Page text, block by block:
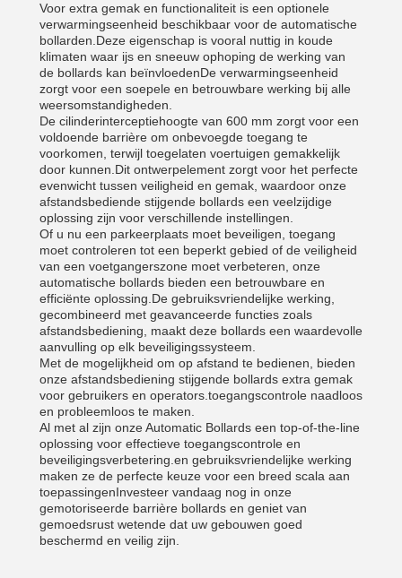
Voor extra gemak en functionaliteit is een optionele
verwarmingseenheid beschikbaar voor de automatische
bollarden.Deze eigenschap is vooral nuttig in koude
klimaten waar ijs en sneeuw ophoping de werking van
de bollards kan beïnvloedenDe verwarmingseenheid
zorgt voor een soepele en betrouwbare werking bij alle
weersomstandigheden.
De cilinderinterceptiehoogte van 600 mm zorgt voor een
voldoende barrière om onbevoegde toegang te
voorkomen, terwijl toegelaten voertuigen gemakkelijk
door kunnen.Dit ontwerpelement zorgt voor het perfecte
evenwicht tussen veiligheid en gemak, waardoor onze
afstandsbediende stijgende bollards een veelzijdige
oplossing zijn voor verschillende instellingen.
Of u nu een parkeerplaats moet beveiligen, toegang
moet controleren tot een beperkt gebied of de veiligheid
van een voetgangerszone moet verbeteren, onze
automatische bollards bieden een betrouwbare en
efficiënte oplossing.De gebruiksvriendelijke werking,
gecombineerd met geavanceerde functies zoals
afstandsbediening, maakt deze bollards een waardevolle
aanvulling op elk beveiligingssysteem.
Met de mogelijkheid om op afstand te bedienen, bieden
onze afstandsbediening stijgende bollards extra gemak
voor gebruikers en operators.toegangscontrole naadloos
en probleemloos te maken.
Al met al zijn onze Automatic Bollards een top-of-the-line
oplossing voor effectieve toegangscontrole en
beveiligingsverbetering.en gebruiksvriendelijke werking
maken ze de perfecte keuze voor een breed scala aan
toepassingenInvesteer vandaag nog in onze
gemotoriseerde barrière bollards en geniet van
gemoedsrust wetende dat uw gebouwen goed
beschermd en veilig zijn.